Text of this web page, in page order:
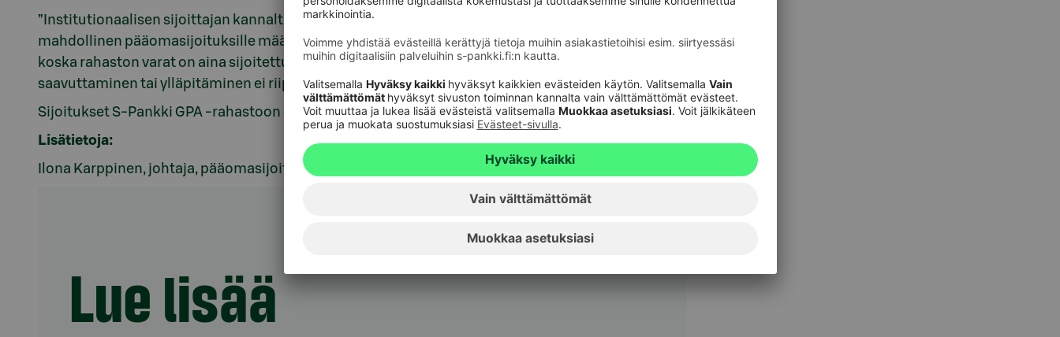
”Institutionaalisen sijoittajan kannalta erikoissijoitusrahaston etuihin lukeutuu myös se, että
mahdollinen pääomasijoituksille määritelty tavoiteallokaatio on helpompi saavuttaa,
koska rahaston varat on aina sijoitettu kokonaisuudessaan. Näin halutun allokaation
saavuttaminen tai ylläpitäminen ei riipu pääomakutsujen aikatauluista”, Karppinen kertoo.
Sijoitukset S-Pankki GPA -rahastoon ovat mahdollisia kesäkuun alusta lähtien.
Lisätietoja:
Ilona Karppinen, johtaja, pääomasijoitukset, p. 050 361 0858,
ilona.karppinen@fim.com
Lue lisää